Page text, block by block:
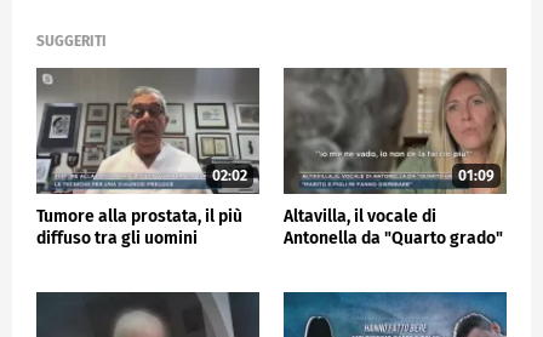
SUGGERITI
02:02
Tumore alla prostata, il più
diffuso tra gli uomini
01:09
Altavilla, il vocale di
Antonella da "Quarto grado"